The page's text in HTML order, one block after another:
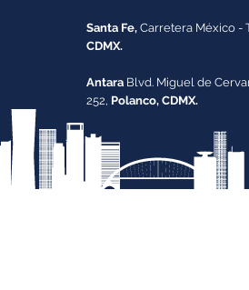
Santa Fe, Carretera México -
CDMX.
Antara Blvd. Miguel de
252, Polanco, CDMX.